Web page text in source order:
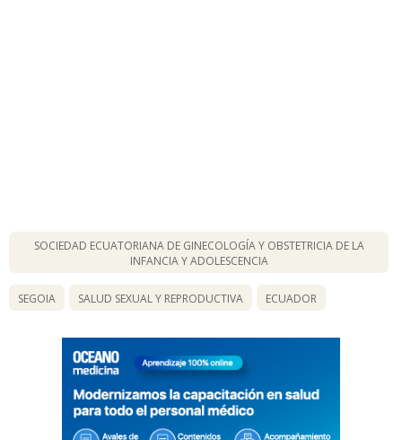
SOCIEDAD ECUATORIANA DE GINECOLOGÍA Y OBSTETRICIA DE LA
INFANCIA Y ADOLESCENCIA
SEGOIA SALUD SEXUAL Y REPRODUCTIVA ECUADOR